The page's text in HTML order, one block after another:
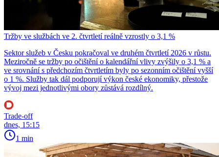
Tržby ve službách ve 2. čtvrtletí reálně vzrostly o 3,1 %
Sektor služeb v Česku pokračoval ve druhém čtvrtletí 2026 v růstu.
Meziročně se tržby po očištění o kalendářní vlivy zvýšily o 3,1 % a
ve srovnání s předchozím čtvrtletím byly po sezonním očištění vyšší
o 1 %. Služby tak dál podporují výkon české ekonomiky, přestože
vývoj mezi jednotlivými obory zůstává rozdílný.
Trade-off
dnes, 15:15
1 min